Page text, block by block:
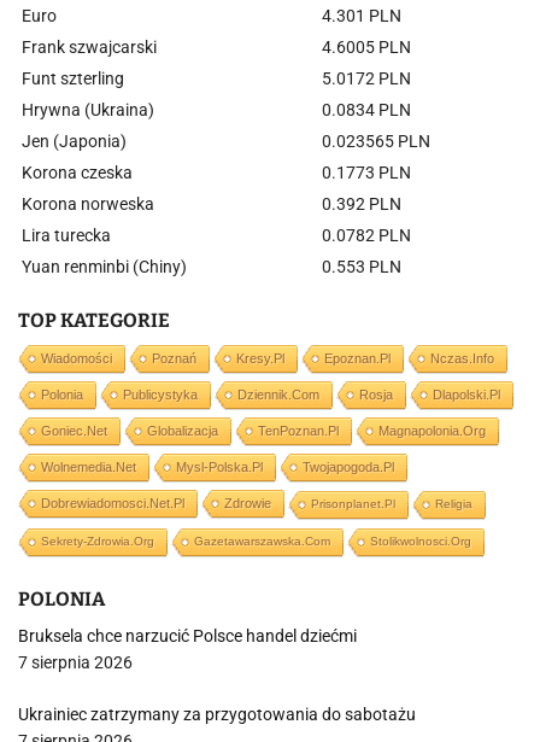
Euro
4.301 PLN
Frank szwajcarski
4.6005 PLN
Funt szterling
5.0172 PLN
Hrywna (Ukraina)
0.0834 PLN
Jen (Japonia)
0.023565 PLN
Korona czeska
0.1773 PLN
Korona norweska
0.392 PLN
Lira turecka
0.0782 PLN
Yuan renminbi (Chiny)
0.553 PLN
TOP KATEGORIE
Wiadomości Poznań Kresy.pl Epoznan.pl Nczas.info
Polonia Publicystyka Dziennik.com Rosja Dlapolski.pl
Goniec.net Globalizacja TenPoznan.pl Magnapolonia.org
Wolnemedia.net Mysl-Polska.pl Twojapogoda.pl
Dobrewiadomosci.net.pl Zdrowie Prisonplanet.pl Religia
Sekrety-Zdrowia.org Gazetawarszawska.com Stolikwolnosci.org
POLONIA
Bruksela chce narzucić Polsce handel dziećmi
7 sierpnia 2026
Ukrainiec zatrzymany za przygotowania do sabotażu